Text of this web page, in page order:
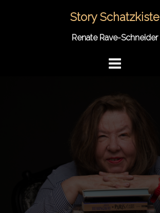
Story Schatzkiste
Renate Rave-Schneider